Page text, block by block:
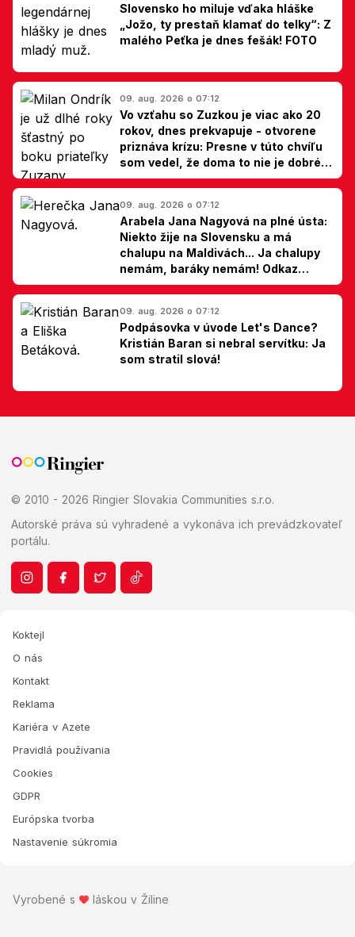
Slovensko ho miluje vďaka hláške
„Jožo, ty prestaň klamať do telky“: Z
malého Peťka je dnes fešák! FOTO
09. aug. 2026 o 07:12
Vo vzťahu so Zuzkou je viac ako 20
rokov, dnes prekvapuje - otvorene
priznáva krízu: Presne v túto chvíľu
som vedel, že doma to nie je dobré,
hovorí Milan Ondrík
09. aug. 2026 o 07:12
Arabela Jana Nagyová na plné ústa:
Niekto žije na Slovensku a má
chalupu na Maldivách... Ja chalupy
nemám, baráky nemám! Odkaz
Slovákom
09. aug. 2026 o 07:12
Podpásovka v úvode Let's Dance?
Kristián Baran si nebral servítku: Ja
som stratil slová!
© 2010 - 2026 Ringier Slovakia Communities s.r.o.
Autorské práva sú vyhradené a vykonáva ich prevádzkovateľ
portálu.
Koktejl
O nás
Kontakt
Reklama
Kariéra v Azete
Pravidlá používania
Cookies
GDPR
Európska tvorba
Nastavenie súkromia
Vyrobené s láskou v Žiline